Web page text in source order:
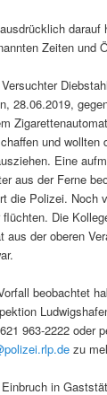
darauf
Zeiten und
28.06.2019,
und wollten
Eine
aus der Ferne
die Polizei. Noch
flüchten. Die
aus der oberen
beobachtet
963-2222 oder
zu
in